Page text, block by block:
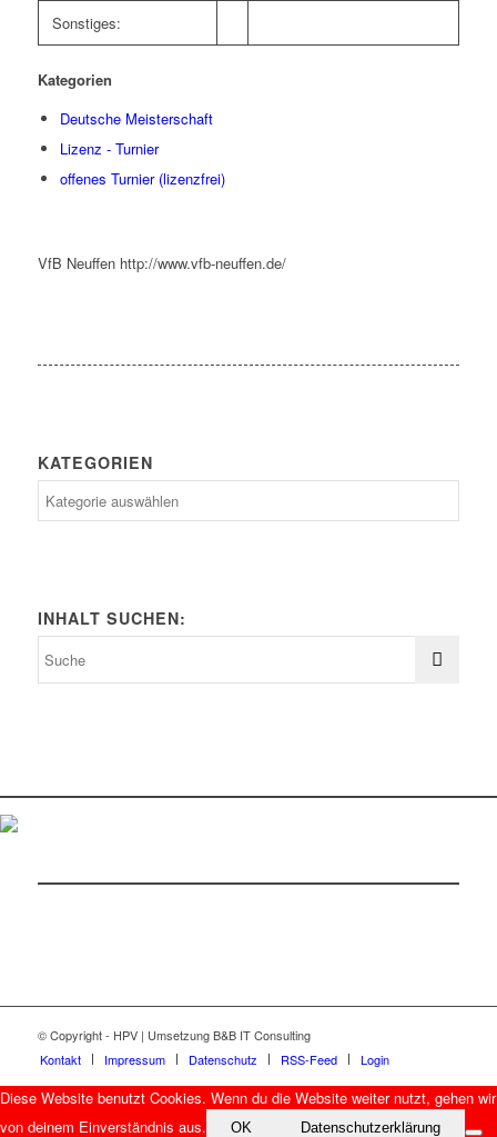
Sonstiges:
Kategorien
Deutsche Meisterschaft
Lizenz - Turnier
offenes Turnier (lizenzfrei)
VfB Neuffen http://www.vfb-neuffen.de/
KATEGORIEN
INHALT SUCHEN:
© Copyright - HPV | Umsetzung B&B IT Consulting
Kontakt
Impressum Datenschutz RSS-Feed Login
Diese Website benutzt Cookies. Wenn du die Website weiter nutzt, gehen wir
von deinem Einverständnis aus.
OK Datenschutzerklärung